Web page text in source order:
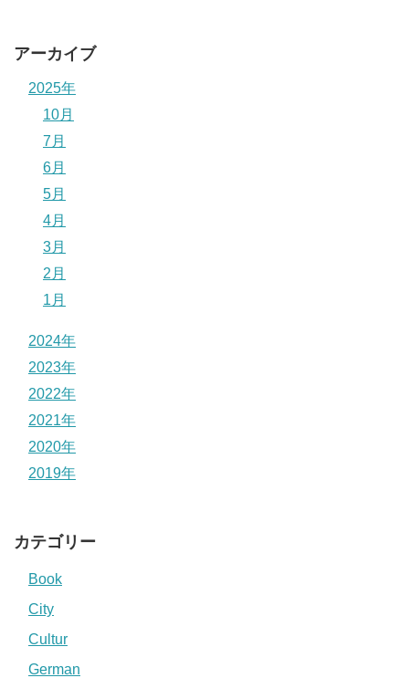
アーカイブ
2025年
10月
7月
6月
5月
4月
3月
2月
1月
2024年
2023年
2022年
2021年
2020年
2019年
カテゴリー
Book
City
Cultur
German